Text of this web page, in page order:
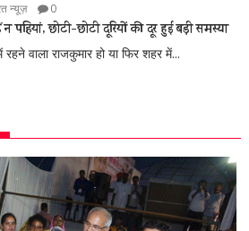
न्यूज़ 0
छोटी-छोटी दूरियों की दूर हुई बड़ी समस्या
वाला राजकुमार हो या फिर शहर में...